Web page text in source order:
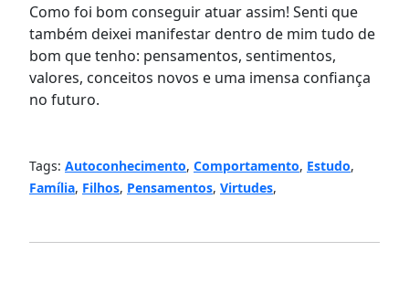
Como foi bom conseguir atuar assim! Senti que
também deixei manifestar dentro de mim tudo de
bom que tenho: pensamentos, sentimentos,
valores, conceitos novos e uma imensa confiança
no futuro.
Tags: Autoconhecimento, Comportamento, Estudo,
Família, Filhos, Pensamentos, Virtudes,